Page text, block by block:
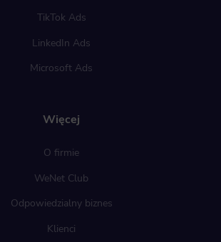
Więcej
O firmie
WeNet Club
Odpowiedzialny biznes
Klienci
TikTok Ads
LinkedIn Ads
Microsoft Ads